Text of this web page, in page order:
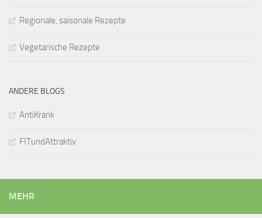
Regionale, saisonale Rezepte
Vegetarische Rezepte
ANDERE BLOGS
AntiKrank
FITundAttraktiv
MEHR